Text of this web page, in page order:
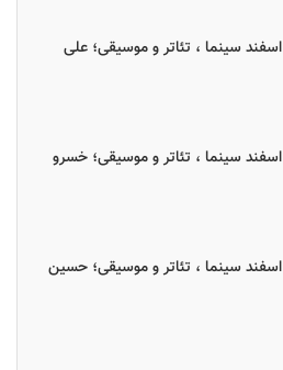
درگذشتگان ۲۴ اسفند سینما ، تئاتر و موسیقی؛ علی
درگذشتگان ۲۴ اسفند سینما ، تئاتر و موسیقی؛ خسرو
درگذشتگان ۲۴ اسفند سینما ، تئاتر و موسیقی؛ حسین